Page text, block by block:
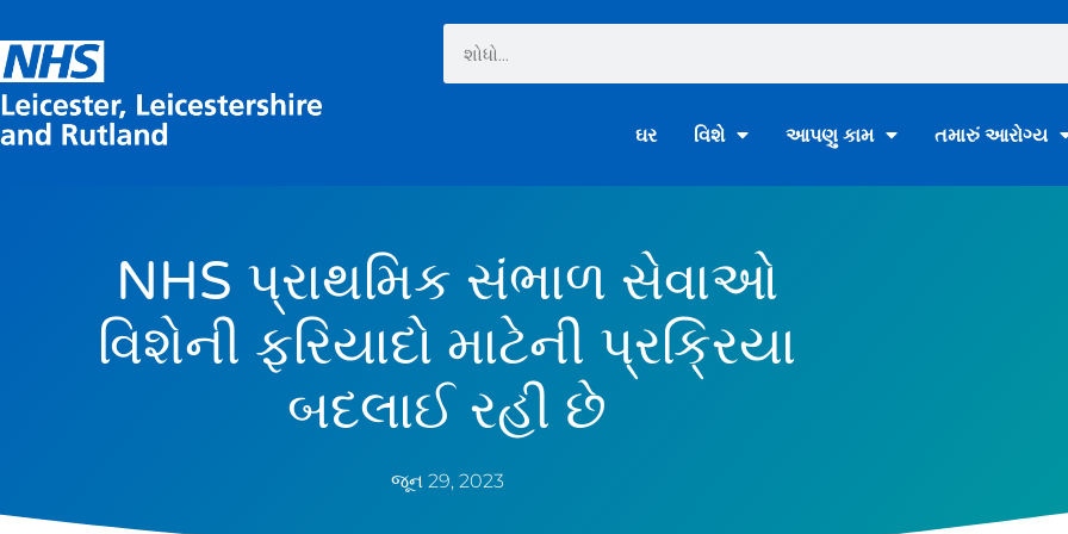
ઘર વિશે આપણુ કામ તમારું આરોગ્ય
NHS પ્રાથમિક સંભાળ સેવાઓ
વિશેની ફરિયાદો માટેની પ્રક્રિયા
બદલાઈ રહી છે
જૂન 29, 2023